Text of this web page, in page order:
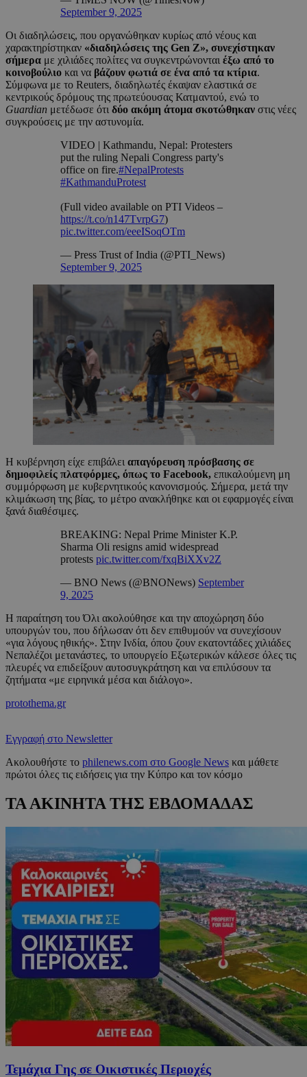
September 9, 2025
Οι διαδηλώσεις, που οργανώθηκαν κυρίως από νέους και
χαρακτηρίστηκαν «διαδηλώσεις της Gen Z», συνεχίστηκαν
σήμερα με χιλιάδες πολίτες να συγκεντρώνονται έξω από το
κοινοβούλιο και να βάζουν φωτιά σε ένα από τα κτίρια.
Σύμφωνα με το Reuters, διαδηλωτές έκαψαν ελαστικά σε
κεντρικούς δρόμους της πρωτεύουσας Κατμαντού, ενώ το
Guardian μετέδωσε ότι δύο ακόμη άτομα σκοτώθηκαν στις νέες
συγκρούσεις με την αστυνομία.
VIDEO | Kathmandu, Nepal: Protesters
put the ruling Nepali Congress party's
office on fire.#NepalProtests
#KathmanduProtest
(Full video available on PTI Videos –
https://t.co/n147TvrpG7)
pic.twitter.com/eeeISoqOTm
— Press Trust of India (@PTI_News)
September 9, 2025
Η κυβέρνηση είχε επιβάλει απαγόρευση πρόσβασης σε
δημοφιλείς πλατφόρμες, όπως το Facebook, επικαλούμενη μη
συμμόρφωση με κυβερνητικούς κανονισμούς. Σήμερα, μετά την
κλιμάκωση της βίας, το μέτρο ανακλήθηκε και οι εφαρμογές είναι
ξανά διαθέσιμες.
BREAKING: Nepal Prime Minister K.P.
Sharma Oli resigns amid widespread
protests pic.twitter.com/fxqBiXXv2Z
— BNO News (@BNONews) September
9, 2025
Η παραίτηση του Όλι ακολούθησε και την αποχώρηση δύο
υπουργών του, που δήλωσαν ότι δεν επιθυμούν να συνεχίσουν
«για λόγους ηθικής». Στην Ινδία, όπου ζουν εκατοντάδες χιλιάδες
Νεπαλέζοι μετανάστες, το υπουργείο Εξωτερικών κάλεσε όλες τις
πλευρές να επιδείξουν αυτοσυγκράτηση και να επιλύσουν τα
ζητήματα «με ειρηνικά μέσα και διάλογο».
protothema.gr
Εγγραφή στο Newsletter
Ακολουθήστε το philenews.com στο Google News και μάθετε
πρώτοι όλες τις ειδήσεις για την Κύπρο και τον κόσμο
ΤΑ ΑΚΙΝΗΤΑ ΤΗΣ ΕΒΔΟΜΑΔΑΣ
Τεμάχια Γης σε Οικιστικές Περιοχές